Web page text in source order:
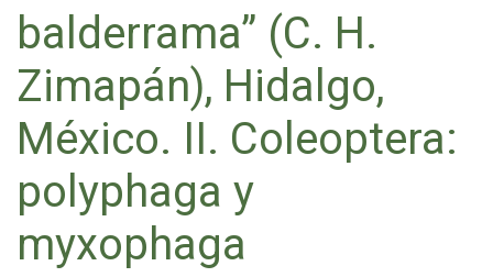
balderrama” (C. H.
Zimapán), Hidalgo,
México. II. Coleoptera:
polyphaga y
myxophaga